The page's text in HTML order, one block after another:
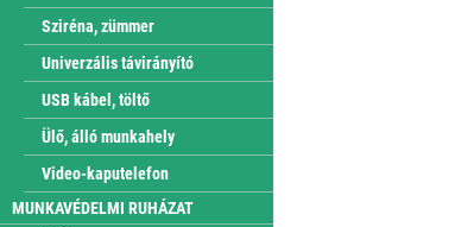
Sziréna, zümmer
Univerzális távirányító
USB kábel, töltő
Ülő, álló munkahely
Video-kaputelefon
MUNKAVÉDELMI RUHÁZAT